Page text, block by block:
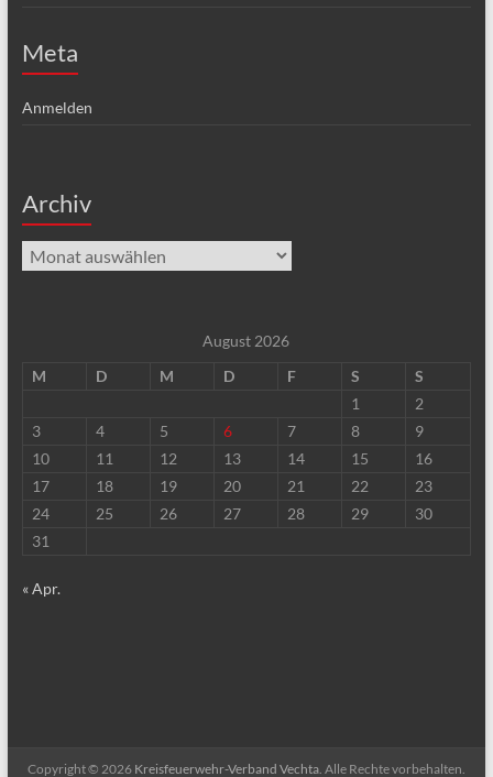
Meta
Anmelden
Archiv
Archiv
August 2026
M
D M D F S
S
1
2
3
4 5 6 7 8
9
10
11 12 13 14 15
16
17
18 19 20 21 22
23
24
25 26 27 28 29
30
31
« Apr.
Copyright © 2026 Kreisfeuerwehr-Verband Vechta. Alle Rechte vorbehalten.